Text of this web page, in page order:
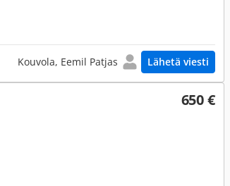
Kouvola, Eemil Patjas Lähetä viesti
650 €